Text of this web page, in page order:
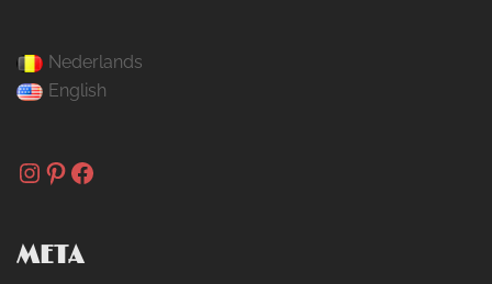
Nederlands
English
Instagram
Pinterest
Facebook
META